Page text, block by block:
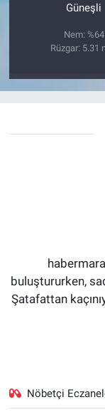
Güneşli
Nem: %64
Rüzgar: 5.31
buluştururken,
Şatafattan
Nöbetçi